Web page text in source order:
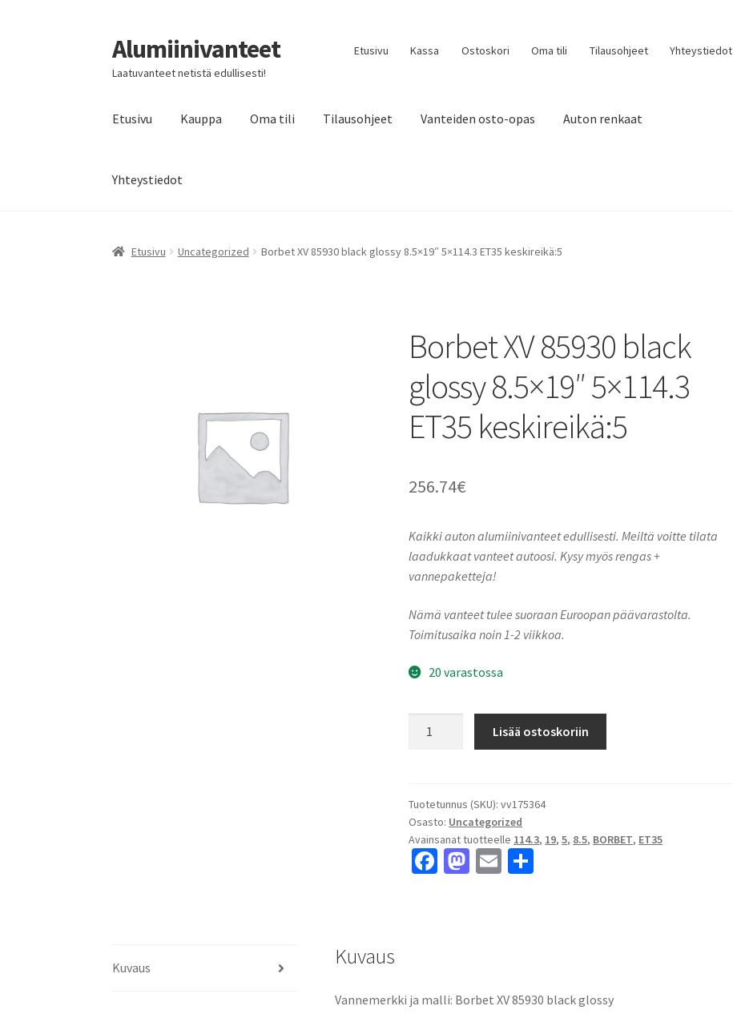
Siirry
navigointiin
Siirry
sisältöön
Alumiinivanteet
Laatuvanteet netistä edullisesti!
Etusivu Kassa Ostoskori Oma tili Tilausohjeet Yhteystiedot
Etusivu Kauppa Oma tili Tilausohjeet Vanteiden osto-opas Auton renkaat
Yhteystiedot
Etusivu Uncategorized Borbet XV 85930 black glossy 8.5×19″ 5×114.3 ET35 keskireikä:5
Borbet XV 85930 black
glossy 8.5×19″ 5×114.3
ET35 keskireikä:5
256.74€
Kaikki auton alumiinivanteet edullisesti. Meiltä voitte tilata
laadukkaat vanteet autoosi. Kysy myös rengas +
vannepaketteja!
Nämä vanteet tulee suoraan Euroopan päävarastolta.
Toimitusaika noin 1-2 viikkoa.
20 varastossa
glossy
8.5x19"
5x114.3
ET35
Lisää ostoskoriin
Tuotetunnus (SKU):vv175364
Osasto: Uncategorized
Avainsanat tuotteelle 114.3, 19,5, 8.5, BORBET, ET35
Fa
k
M
n
E
Kuvaus Kuvaus
Vannemerkki ja malli: Borbet XV 85930 black glossy